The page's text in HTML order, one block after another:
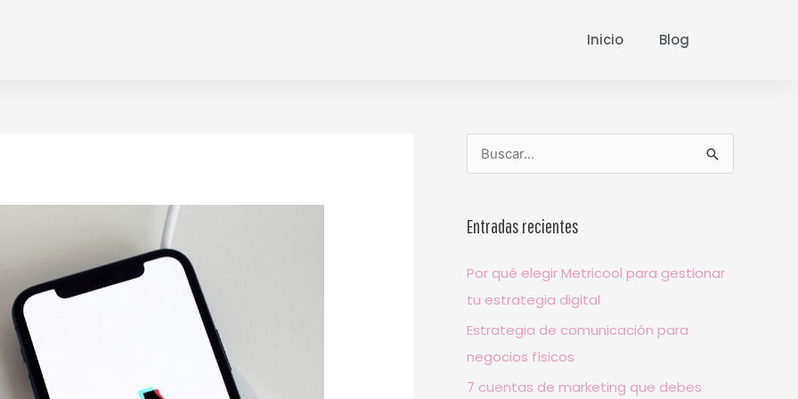
Inicio Blog
c
Entradas recientes
Por qué elegir Metricool para gestionar
tu estrategia digital
Estrategia de comunicación para
negocios físicos
7 cuentas de marketing que debes